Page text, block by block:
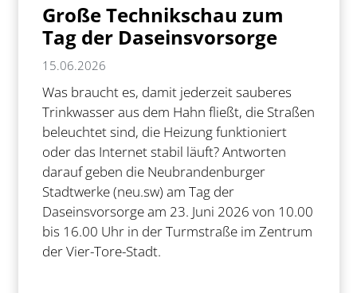
Große Technikschau zum
Tag der Daseinsvorsorge
15.06.2026
Was braucht es, damit jederzeit sauberes
Trinkwasser aus dem Hahn fließt, die Straßen
beleuchtet sind, die Heizung funktioniert
oder das Internet stabil läuft? Antworten
darauf geben die Neubrandenburger
Stadtwerke (neu.sw) am Tag der
Daseinsvorsorge am 23. Juni 2026 von 10.00
bis 16.00 Uhr in der Turmstraße im Zentrum
der Vier-Tore-Stadt.